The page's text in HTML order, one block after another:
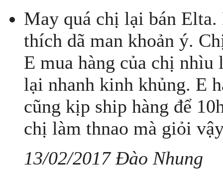
May quá chị lại bán
thích dã man khoản ý.
E mua hàng của chị
lại nhanh kinh khủng. E
cũng kịp ship hàng để
chị làm thnao mà giỏi
13/02/2017 Đào Nhung